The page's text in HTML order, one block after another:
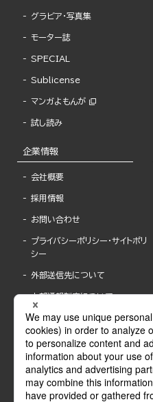
グラビア・写真集
モーター誌
SPECIAL
Sublicense
マンガよもんが
試し読み
企業情報
会社概要
採用情報
お問い合わせ
プライバシーポリシー・サイトポリ
シー
外部送信先について
内部通報制度について